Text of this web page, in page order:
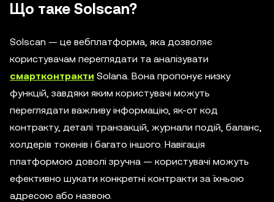
Що таке Solscan?
Solscan — це вебплатформа, яка дозволяє
користувачам переглядати та аналізувати
смартконтракти Solana. Вона пропонує низку
функцій, завдяки яким користувачі можуть
переглядати важливу інформацію, як-от код
контракту, деталі транзакцій, журнали подій, баланс,
холдерів токенів і багато іншого. Навігація
платформою доволі зручна — користувачі можуть
ефективно шукати конкретні контракти за їхньою
адресою або назвою.